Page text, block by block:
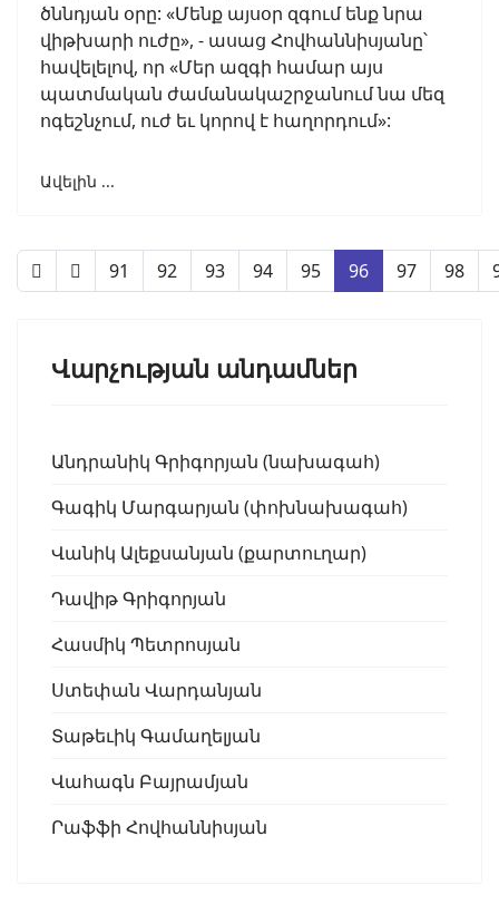
ծննդյան օրը: «Մենք այսօր զգում ենք նրա
վիթխարի ուժը», - ասաց Հովհաննիսյանը՝
հավելելով, որ «Մեր ազգի համար այս
պատմական ժամանակաշրջանում նա մեզ
ոգեշնչում, ուժ եւ կորով է հաղորդում»:
Ավելին ...
91 92 93 94 95 96 97 98
Վարչության անդամներ
Անդրանիկ Գրիգորյան (նախագահ)
Գագիկ Մարգարյան (փոխնախագահ)
Վանիկ Ալեքսանյան (քարտուղար)
Դավիթ Գրիգորյան
Հասմիկ Պետրոսյան
Ստեփան Վարդանյան
Տաթեւիկ Գամաղելյան
Վահագն Բայրամյան
Րաֆֆի Հովհաննիսյան